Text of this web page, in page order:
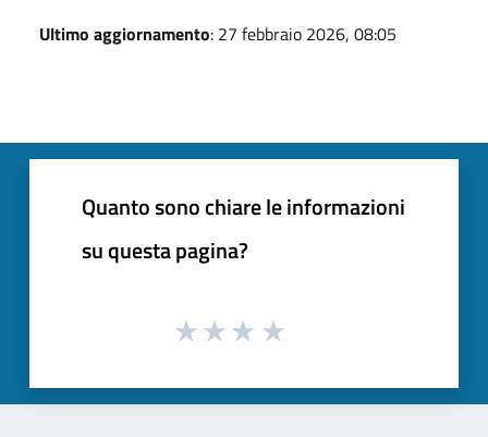
Ultimo aggiornamento: 27 febbraio 2026, 08:05
Quanto sono chiare le informazioni
su questa pagina?